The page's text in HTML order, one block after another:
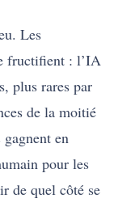
Les
fructifient : l’IA
plus rares par
de la moitié
en
pour les
de quel côté se